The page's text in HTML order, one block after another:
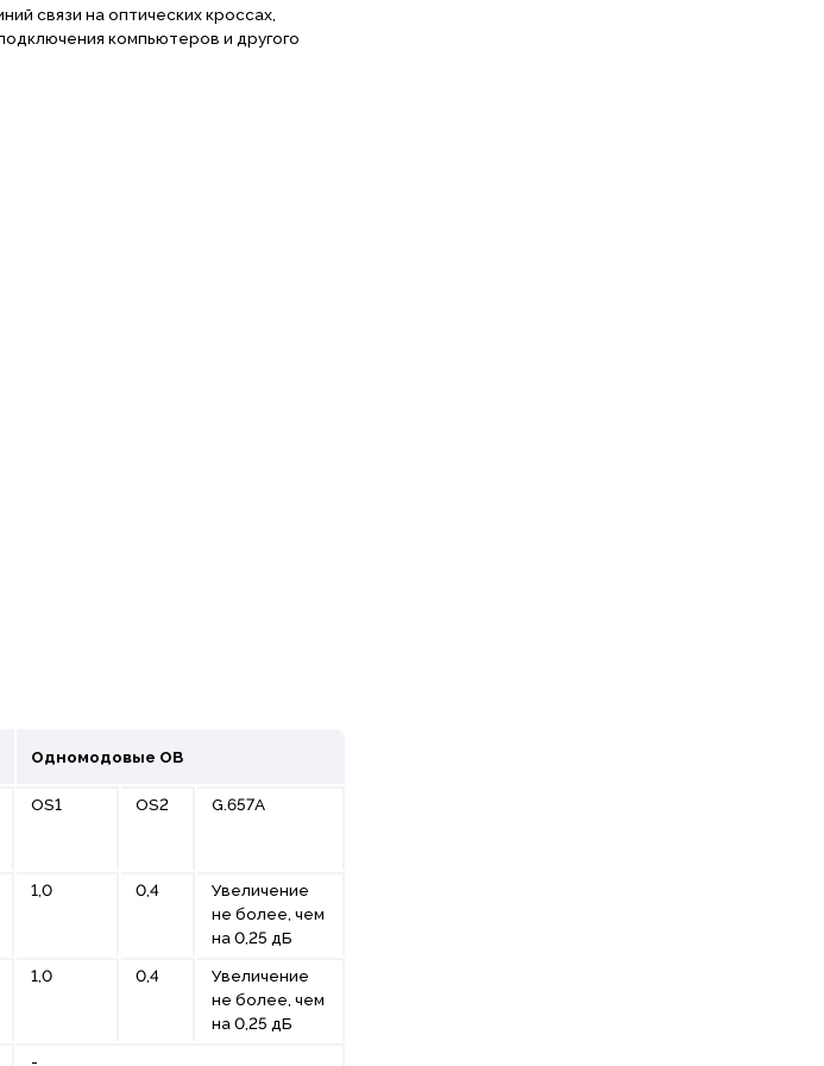
связи на оптических кроссах,
компьютеров и другого
Одномодовые ОВ
ОS1 OS2 G.657A
1,0 0,4
Увеличение
не более, чем
на 0,25 дБ
1,0 0,4
Увеличение
не более, чем
на 0,25 дБ
-